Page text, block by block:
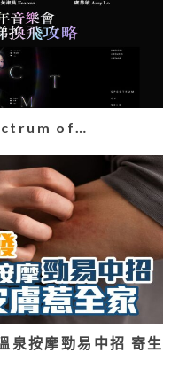
of…
泉按摩勁易中招 寄生